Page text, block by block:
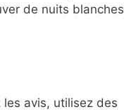
de nuits blanches
avis, utilisez des